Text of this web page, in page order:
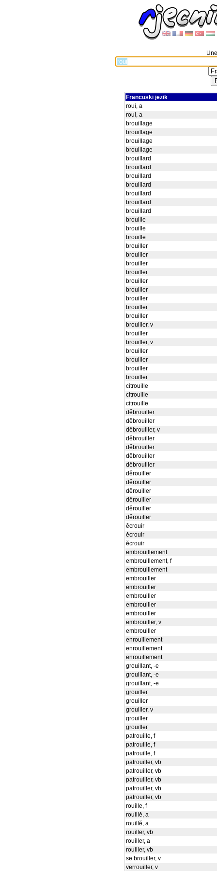
Francuski jezik
roui, a
roui, a
brouillage
brouillage
brouillage
brouillage
brouillard
brouillard
brouillard
brouillard
brouillard
brouillard
brouillard
brouille
brouille
brouille
brouiller
brouiller
brouiller
brouiller
brouiller
brouiller
brouiller
brouiller
brouiller
brouiller, v
brouiller
brouiller, v
brouiller
brouiller
brouiller
brouiller
citrouille
citrouille
citrouille
děbrouiller
děbrouiller
děbrouiller, v
děbrouiller
děbrouiller
děbrouiller
děbrouiller
děrouiller
děrouiller
děrouiller
děrouiller
děrouiller
děrouiller
ěcrouir
ěcrouir
ěcrouir
embrouillement
embrouillement, f
embrouillement
embrouiller
embrouiller
embrouiller
embrouiller
embrouiller
embrouiller, v
embrouiller
enrouillement
enrouillement
enrouillement
grouillant, -e
grouillant, -e
grouillant, -e
grouiller
grouiller
grouiller, v
grouiller
grouiller
patrouille, f
patrouille, f
patrouille, f
patrouiller, vb
patrouiller, vb
patrouiller, vb
patrouiller, vb
patrouiller, vb
rouille, f
rouillě, a
rouillě, a
rouiller, vb
rouiller, a
rouiller, vb
se brouiller, v
verrouiller, v